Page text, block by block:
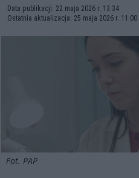
Data publikacji: 22 maja 2026 r. 13:34
Ostatnia aktualizacja: 25 maja 2026 r. 11:00
Fot. PAP